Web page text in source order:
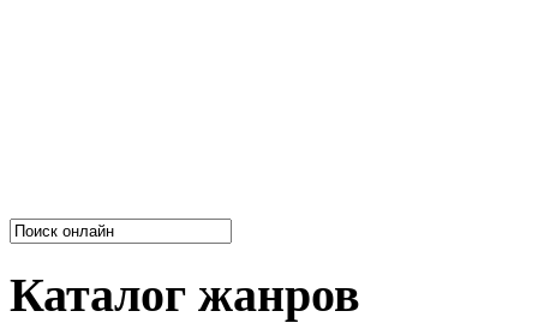
Каталог жанров